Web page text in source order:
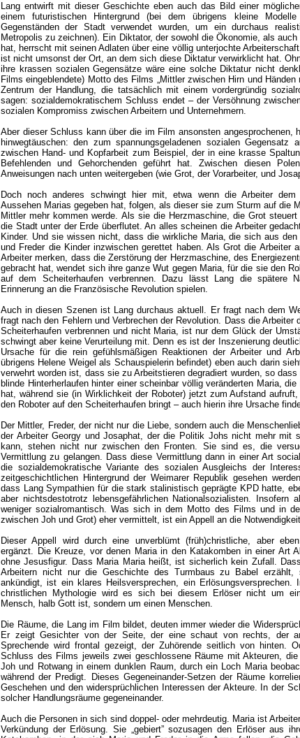
Lang entwirft mit dieser Geschichte eben auch das Bild einer
einem futuristischen Hintergrund (bei dem übrigens kleine
Gegenständen der Stadt verwendet wurden, um ein durchaus
Metropolis zu zeichnen). Ein Diktator, der sowohl die Ökonomie, als
hat, herrscht mit seinen Adlaten über eine völlig unterjochte
ist nicht umsonst der Ort, an dem sich diese Diktatur verwirklicht hat.
ihre krassen sozialen Gegensätze wäre eine solche Diktatur nicht
Films eingeblendete) Motto des Films „Mittler zwischen Hirn und
Zentrum der Handlung, die tatsächlich mit einem vordergründig
sagen: sozialdemokratischem Schluss endet – der Versöhnung
sozialen Kompromiss zwischen Arbeitern und Unternehmern.
Aber dieser Schluss kann über die im Film ansonsten angesprochenen,
hinwegtäuschen: den zum spannungsgeladenen sozialen Gegensatz
zwischen Hand- und Kopfarbeit zum Beispiel, der in eine krasse
Befehlenden und Gehorchenden geführt hat. Zwischen diesen
Anweisungen nach unten weitergeben (wie Grot, der Vorarbeiter, und
Doch noch anderes schwingt hier mit, etwa wenn die Arbeiter dem
Aussehen Marias gegeben hat, folgen, als dieser sie zum Sturm auf die
Mittler mehr kommen werde. Als sie die Herzmaschine, die Grot
die Stadt unter der Erde überflutet. An alles scheinen die Arbeiter
Kinder. Und sie wissen nicht, dass die wirkliche Maria, die sich aus
und Freder die Kinder inzwischen gerettet haben. Als Grot die Arbeiter
Arbeiter merken, dass die Zerstörung der Herzmaschine, des
gebracht hat, wendet sich ihre ganze Wut gegen Maria, für die sie den
auf dem Scheiterhaufen verbrennen. Dazu lässt Lang die spätere
Erinnerung an die Französische Revolution spielen.
Auch in diesen Szenen ist Lang durchaus aktuell. Er fragt nach dem
fragt nach den Fehlern und Verbrechen der Revolution. Dass die Arbeiter
Scheiterhaufen verbrennen und nicht Maria, ist nur dem Glück der
schwingt aber keine Verurteilung mit. Denn es ist der Inszenierung
Ursache für die rein gefühlsmäßigen Reaktionen der Arbeiter und
übrigens Helene Weigel als Schauspielerin befindet) eben auch darin
verwehrt worden ist, dass sie zu Arbeitstieren degradiert wurden, so
blinde Hinterherlaufen hinter einer scheinbar völlig veränderten Maria,
hat, während sie (in Wirklichkeit der Roboter) jetzt zum Aufstand
den Roboter auf den Scheiterhaufen bringt – auch hierin ihre Ursache
Der Mittler, Freder, der nicht nur die Liebe, sondern auch die
der Arbeiter Georgy und Josaphat, der die Politik Johs nicht mehr mit
kann, stehen nicht nur zwischen den Fronten. Sie sind es, die
Vermittlung zu gelangen. Dass diese Vermittlung dann in einer Art
die sozialdemokratische Variante des sozialen Ausgleichs der
zeitgeschichtlichen Hintergrund der Weimarer Republik gesehen
dass Lang Sympathien für die stark stalinistisch geprägte KPD hatte,
aber nichtsdestotrotz lebensgefährlichen Nationalsozialisten. Insofern
weniger sozialromantisch. Was sich in dem Motto des Films und in
zwischen Joh und Grot) eher vermittelt, ist ein Appell an die
Dieser Appell wird durch eine unverblümt (früh)christliche, aber
ergänzt. Die Kreuze, vor denen Maria in den Katakomben in einer Art
ohne Jesusfigur. Dass Maria Maria heißt, ist sicherlich kein Zufall.
Arbeitern nicht nur die Geschichte des Turmbaus zu Babel erzählt,
ankündigt, ist ein klares Heilsversprechen, ein Erlösungsversprechen.
christlichen Mythologie wird es sich bei diesem Erlöser nicht um
Mensch, halb Gott ist, sondern um einen Menschen.
Die Räume, die Lang im Film bildet, deuten immer wieder die
Er zeigt Gesichter von der Seite, der eine schaut von rechts, der
Sprechende wird frontal gezeigt, der Zuhörende seitlich von hinten.
Schluss des Films jeweils zwei geschlossene Räume mit Akteuren, die
Joh und Rotwang in einem dunklen Raum, durch ein Loch Maria
während der Predigt. Dieses Gegeneinander-Setzen der Räume
Geschehen und den widersprüchlichen Interessen der Akteure. In der
solcher Handlungsräume gegeneinander.
Auch die Personen in sich sind doppel- oder mehrdeutig. Maria ist
Verkündung der Erlösung. Sie „gebiert” sozusagen den Erlöser aus